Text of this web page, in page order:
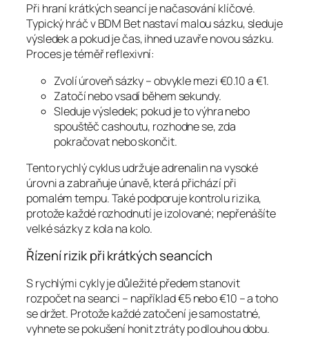
Při hraní krátkých seancí je načasování klíčové.
Typický hráč v BDM Bet nastaví malou sázku, sleduje
výsledek a pokud je čas, ihned uzavře novou sázku.
Proces je téměř reflexivní:
Zvolí úroveň sázky – obvykle mezi €0.10 a €1.
Zatočí nebo vsadí během sekundy.
Sleduje výsledek; pokud je to výhra nebo
spouštěč cashoutu, rozhodne se, zda
pokračovat nebo skončit.
Tento rychlý cyklus udržuje adrenalin na vysoké
úrovni a zabraňuje únavě, která přichází při
pomalém tempu. Také podporuje kontrolu rizika,
protože každé rozhodnutí je izolované; nepřenášíte
velké sázky z kola na kolo.
Řízení rizik při krátkých seancích
S rychlými cykly je důležité předem stanovit
rozpočet na seanci – například €5 nebo €10 – a toho
se držet. Protože každé zatočení je samostatné,
vyhnete se pokušení honit ztráty po dlouhou dobu.